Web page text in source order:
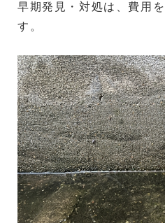
早期発見・対処は、費用
す。